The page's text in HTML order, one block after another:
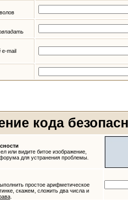
e-mail
кода
или видите битое изображение,
для устранения проблемы.
простое арифметическое
скажем, сложить два числа и
.